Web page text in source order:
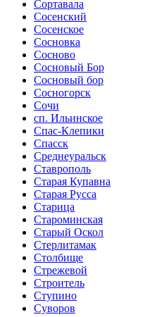
Сортавала
Сосенский
Сосенское
Сосновка
Сосново
Сосновый Бор
Сосновый бор
Сосногорск
Сочи
сп. Ильинское
Спас-Клепики
Спасск
Среднеуральск
Ставрополь
Старая Купавна
Старая Русса
Старица
Староминская
Старый Оскол
Стерлитамак
Столбище
Стрежевой
Строитель
Ступино
Суворов